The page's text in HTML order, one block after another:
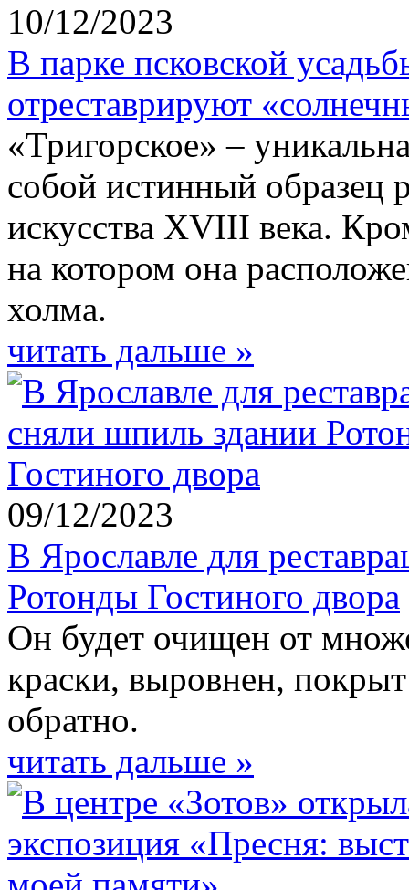
10/12/2023
В парке псковской
отреставрируют
«Тригорское» –
собой истинный образец
искусства XVIII века.
на котором она
холма.
читать дальше »
09/12/2023
В Ярославле для
Ротонды Гостиного двора
Он будет очищен от
краски, выровнен,
обратно.
читать дальше »